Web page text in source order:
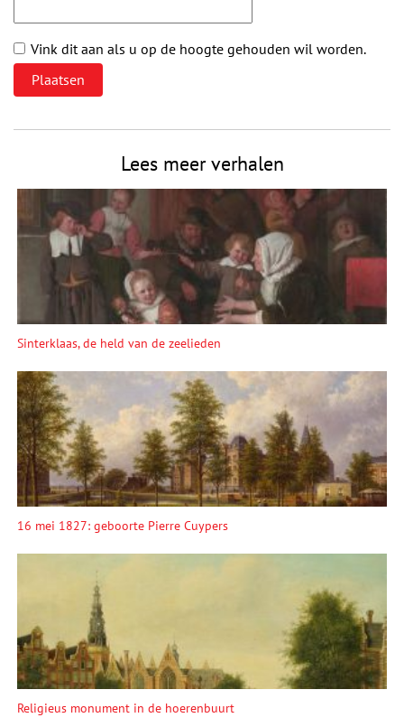
Vink dit aan als u op de hoogte gehouden wil worden.
Lees meer verhalen
Sinterklaas, de held van de zeelieden
16 mei 1827: geboorte Pierre Cuypers
Religieus monument in de hoerenbuurt